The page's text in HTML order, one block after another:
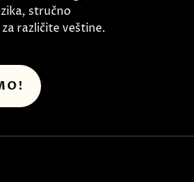
stručno
različite veštine.